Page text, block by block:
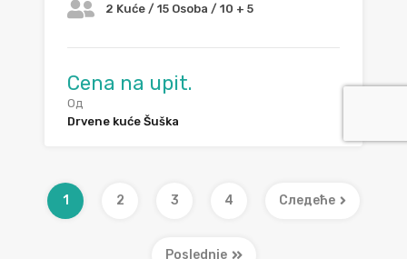
2 Kuće / 15 Osoba / 10 + 5
Cena na upit.
Од
Drvene kuće Šuška
1 2 3 4 Следеће
Poslednje